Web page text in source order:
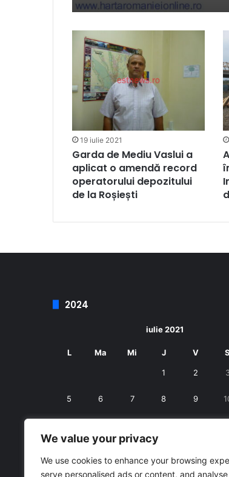
We value your privacy
We use cookies to enhance your browsing
serve personalised ads or content, and
19 iulie 2021
Garda de Mediu Vaslui a
aplicat o amendă record
operatorului depozitului
de la Roșiești
2024
iulie 2021
L Ma Mi J V S
1 2
5 6 7 8 9